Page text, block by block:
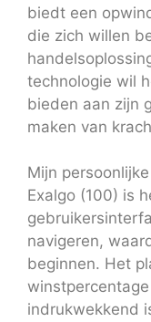
biedt een
die zich willen
technologie wil
bieden aan zijn
maken van
Mijn
Exalgo (100) is
navigeren,
beginnen. Het
indrukwekkend